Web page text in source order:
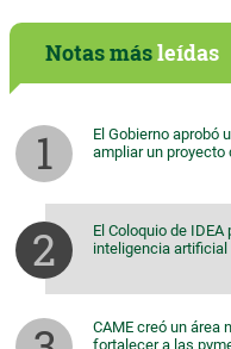
Notas másleídas
El Gobierno aprobó
ampliar un proyecto
El Coloquio de
inteligencia artificial
CAME creó un área
fortalecer a las